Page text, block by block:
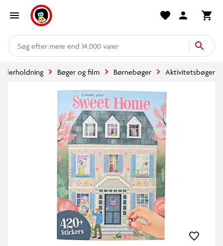
mere end 14.000 varer
Bøger og film Børnebøger Aktivitetsbøger